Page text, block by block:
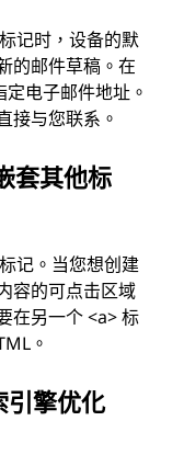
记时，设备的默
的邮件草稿。在
电子邮件地址。
接与您联系。
套其他标
记。当您想创建
容的可点击区域
在另一个 <a> 标
。
引擎优化